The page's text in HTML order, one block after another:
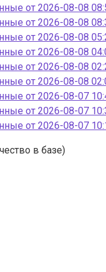
от 2026-08-08
от 2026-08-08
от 2026-08-08
от 2026-08-08
от 2026-08-08
от 2026-08-08
от 2026-08-07
от 2026-08-07
от 2026-08-07
в базе)